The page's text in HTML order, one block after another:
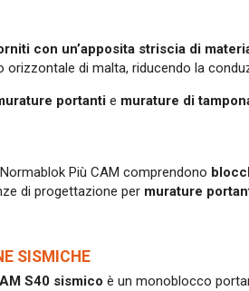
con un’apposita striscia di
di malta, riducendo la
portanti e murature di
Più CAM comprendono
di progettazione per murature
SISMICHE
S40 sismico è un monoblocco